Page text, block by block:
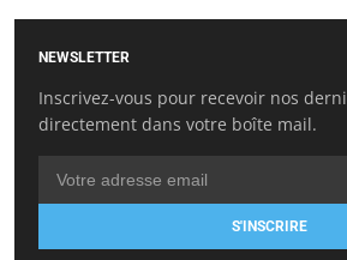
NEWSLETTER
Inscrivez-vous pour recevoir nos
directement dans votre boîte mail.
S'INSCRIRE